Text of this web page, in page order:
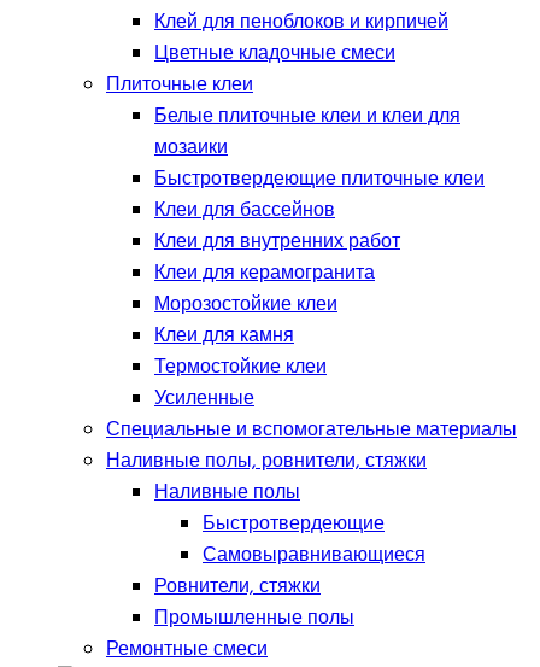
Клей для пеноблоков и кирпичей
Цветные кладочные смеси
Плиточные клеи
Белые плиточные клеи и клеи для
мозаики
Быстротвердеющие плиточные клеи
Клеи для бассейнов
Клеи для внутренних работ
Клеи для керамогранита
Морозостойкие клеи
Клеи для камня
Термостойкие клеи
Усиленные
Специальные и вспомогательные материалы
Наливные полы, ровнители, стяжки
Наливные полы
Быстротвердеющие
Самовыравнивающиеся
Ровнители, стяжки
Промышленные полы
Ремонтные смеси